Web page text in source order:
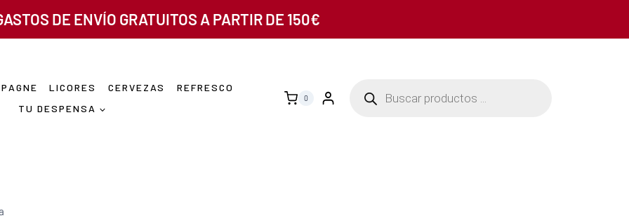
DE ENVÍO GRATUITOS A PARTIR DE 150€
LICORES CERVEZAS
REFRESCO
TU DESPENSA
0